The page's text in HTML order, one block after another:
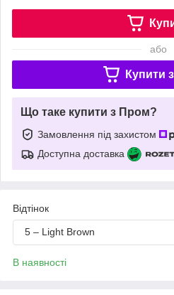
або
Купити з
Що таке купити з Пром?
Замовлення під захистом
Доступна доставка
Відтінок
5 – Light Brown
В наявності